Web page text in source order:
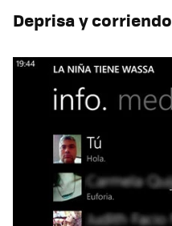
Deprisa y corriendo